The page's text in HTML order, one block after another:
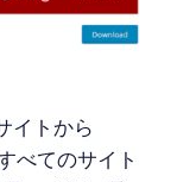
イトから
べてのサイト